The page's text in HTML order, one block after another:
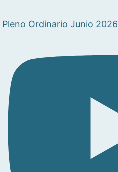
Pleno Ordinario Junio 2026